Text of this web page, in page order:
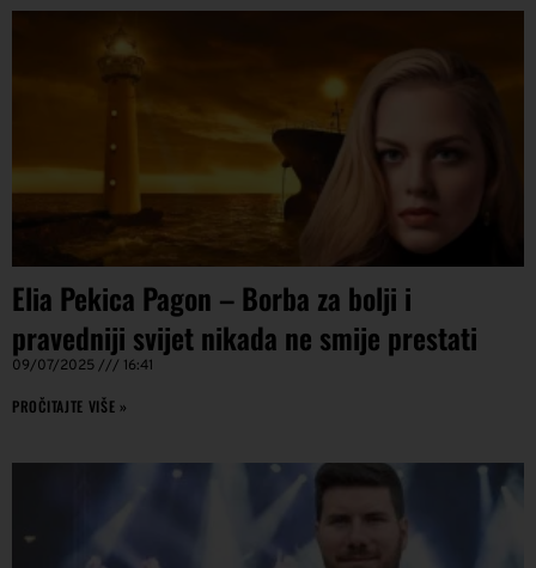
Elia Pekica Pagon – Borba za bolji i
pravedniji svijet nikada ne smije prestati
09/07/2025 16:41
PROČITAJTE VIŠE »